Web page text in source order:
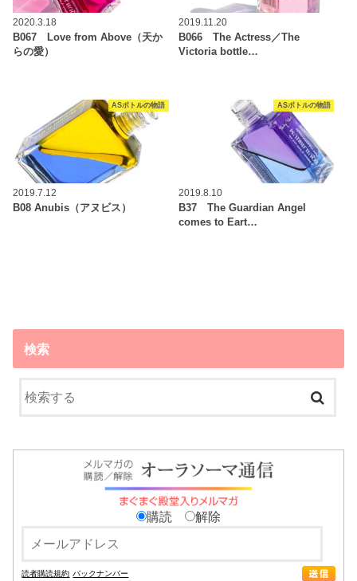
2020.3.18
B067 Love from Above（天か
らの愛）
2019.11.20
B066 The Actress／The
Victoria bottle…
ASボトルの物語
2019.7.12
B08 Anubis（アヌビス）
ASボトルの物語
2019.8.10
B37 The Guardian Angel
comes to Eart…
検索
購読 解除
読者購読規約 バックナンバー